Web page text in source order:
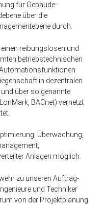
für Gebäude­
über die
durch.
reibungs­losen und
betriebstechnischen
in dezentralen
über so genannte
BACnet) vernetzt
Überwachung,
Anlagen möglich.
zu unseren Auftrag­
und Techniker
von der Projekt­planung